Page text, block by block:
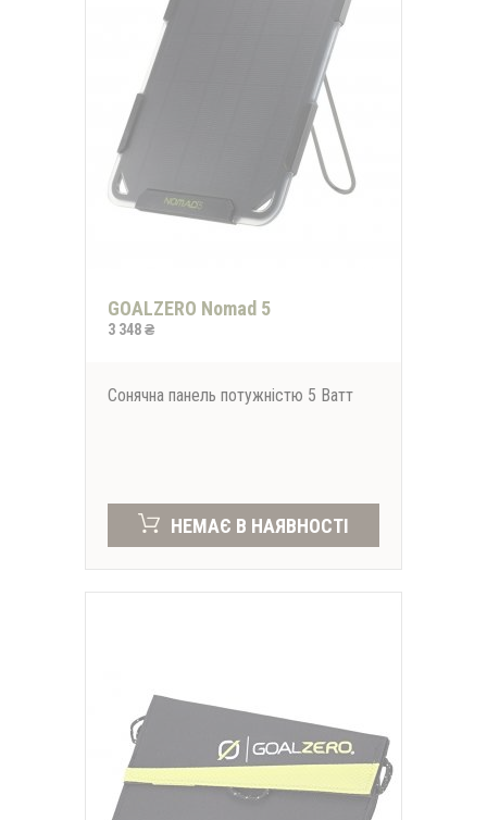
GOALZERO Nomad 5
3 348 ₴
Сонячна панель потужністю 5 Ватт
НЕМАЄ В НАЯВНОСТІ